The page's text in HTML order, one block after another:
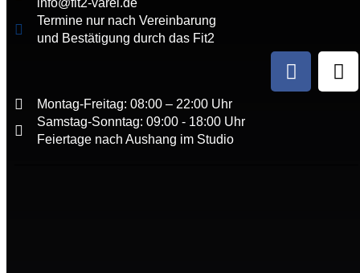
info@fit2-varel.de
Termine nur nach Vereinbarung
und Bestätigung durch das Fit2
Montag-Freitag: 08:00 – 22:00 Uhr
Samstag-Sonntag: 09:00 - 18:00 Uhr
Feiertage nach Aushang im Studio